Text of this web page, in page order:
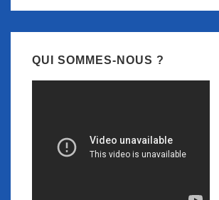
QUI SOMMES-NOUS ?